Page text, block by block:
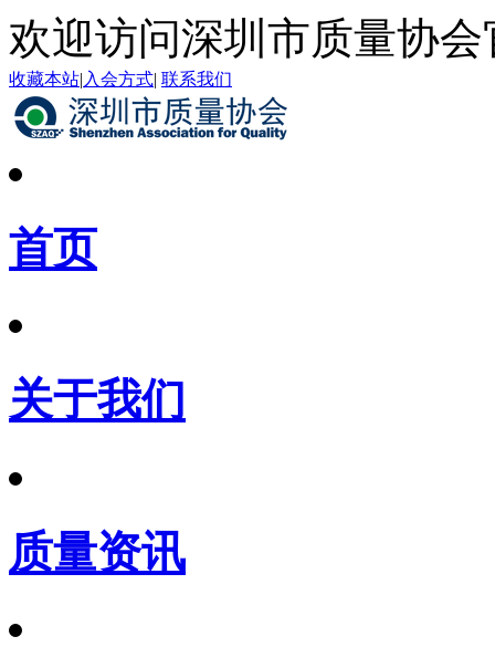
欢迎访问深圳市质量协会
收藏本站| 入会方式| 联系我们
首页
关于我们
质量资讯